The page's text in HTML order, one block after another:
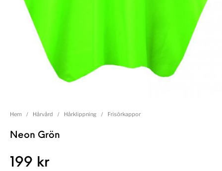
Hem / Hårvård / Hårklippning / Frisörkappor
Neon Grön
199 kr